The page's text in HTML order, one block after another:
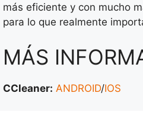
más eficiente y con mucho
para lo que realmente
MÁS
CCleaner: ANDROID/IOS